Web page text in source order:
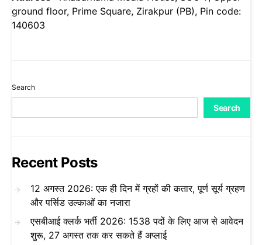
ground floor, Prime Square, Zirakpur (PB), Pin code:
140603
Search
Search
Recent Posts
12 अगस्त 2026: एक ही दिन में ग्रहों की कतार, पूर्ण सूर्य ग्रहण
और पर्सिड उल्काओं का नजारा
एसबीआई क्लर्क भर्ती 2026: 1538 पदों के लिए आज से आवेदन
शुरू, 27 अगस्त तक कर सकते हैं अप्लाई